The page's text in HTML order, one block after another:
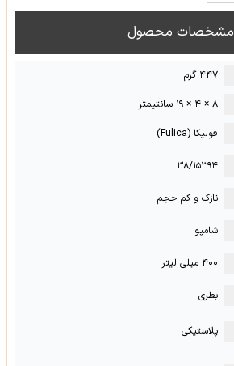
مشخصات محصول
۴۴۷ گرم
۸ × ۴ × ۱۹ سانتیمتر
فولیکا (Fulica)
۳۸/۱۵۳۹۴
نازک و کم حجم
شامپو
۴۰۰ میلی لیتر
بطری
پلاستیکی